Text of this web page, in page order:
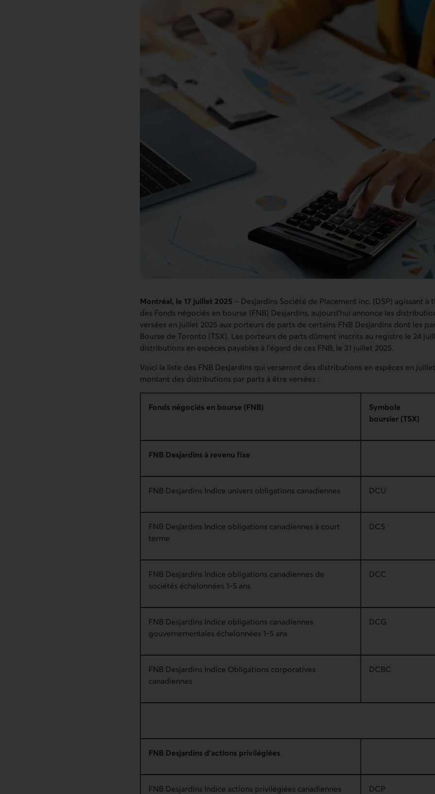
Montréal, le 17 juillet 2025 – Desjardins Société de Placement inc. (DSP) agissant
des Fonds négociés en bourse (FNB) Desjardins, aujourd’hui annonce les
versées en juillet 2025 aux porteurs de parts de certains FNB Desjardins dont les
Bourse de Toronto (TSX). Les porteurs de parts dûment inscrits au registre le 24
distributions en espèces payables à l’égard de ces FNB, le 31 juillet 2025.
Voici la liste des FNB Desjardins qui verseront des distributions en espèces en
montant des distributions par parts à être versées :
Fonds négociés en bourse (FNB)
Symbole
boursier (TSX)
FNB Desjardins à revenu fixe
FNB Desjardins Indice univers obligations canadiennes DCU
FNB Desjardins Indice obligations canadiennes à court
terme
DCS
FNB Desjardins Indice obligations canadiennes de
sociétés échelonnées 1-5 ans
DCC
FNB Desjardins Indice obligations canadiennes
gouvernementales échelonnées 1-5 ans
DCG
FNB Desjardins Indice Obligations corporatives
canadiennes
DCBC
FNB Desjardins d’actions privilégiées
FNB Desjardins Indice actions privilégiées canadiennes DCP